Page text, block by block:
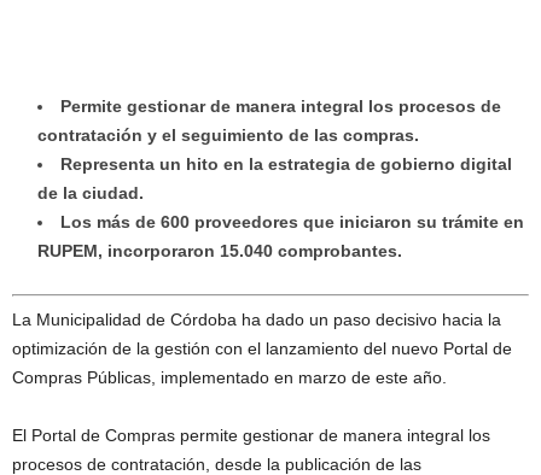
Permite gestionar de manera integral los procesos de
contratación y el seguimiento de las compras.
Representa un hito en la estrategia de gobierno digital
de la ciudad.
Los más de 600 proveedores que iniciaron su trámite en
RUPEM, incorporaron 15.040 comprobantes.
La Municipalidad de Córdoba ha dado un paso decisivo hacia la
optimización de la gestión con el lanzamiento del nuevo Portal de
Compras Públicas, implementado en marzo de este año.
El Portal de Compras permite gestionar de manera integral los
procesos de contratación, desde la publicación de las